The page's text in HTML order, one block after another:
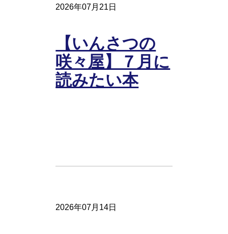
2026年07月21日
【いんさつの
咲々屋】７月に
読みたい本
2026年07月14日